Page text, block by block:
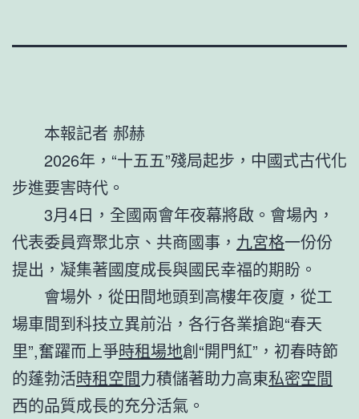
本報記者 郝赫
2026年，“十五五”殘局起步，中國式古代化
步進要害時代。
3月4日，全國兩會年夜幕將啟。會場內，
代表委員齊聚北京、共商國事， 九宮格一份份
提出，凝集著國度成長與國民幸福的期盼。
會場外，從田間地頭到高樓年夜廈，從工
場車間到科技立異前沿，各行各業搶跑“春天
里”,奮躍而上爭時租場地創“開門紅”，初春時節
的蓬勃活時租空間力積儲著助力高東私密空間
西的品質成長的充分活氣。